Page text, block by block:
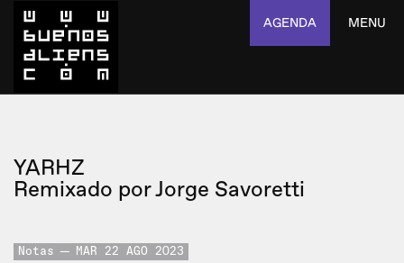
AGENDA MENU
YARHZ
Remixado por Jorge Savoretti
Notas MAR 22 AGO 2023